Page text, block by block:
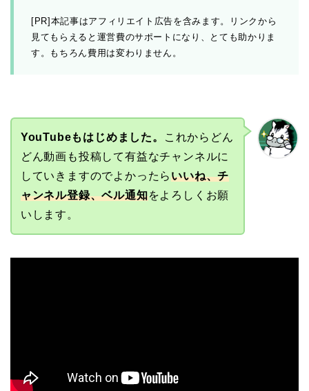
[PR]本記事はアフィリエイト広告を含みます。リンクから
見てもらえると運営費のサポートになり、とても助かりま
す。もちろん費用は変わりません。
YouTubeもはじめました。
これからどん
どん動画も投稿して有益なチャンネルに
していきますのでよかったらいいね、チ
ャンネル登録、ベル通知をよろしくお願
いします。